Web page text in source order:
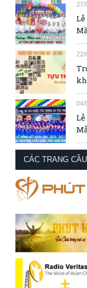
27/
22/
04/
CÁC TRANG